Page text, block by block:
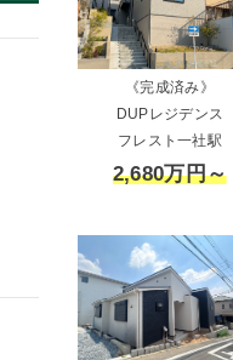
《完成済み》
DUPレジデンス
フレスト一社駅
2,680万円～